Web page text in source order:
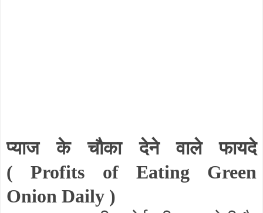
प्याज के चौका देने वाले फायदे
(
Profits of Eating Green
Onion Daily )